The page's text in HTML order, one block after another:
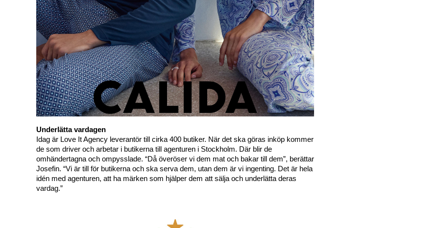
Underlätta vardagen
Idag är Love It Agency leverantör till cirka 400 butiker. När det ska göras inköp kommer
de som driver och arbetar i butikerna till agenturen i Stockholm. Där blir de
omhändertagna och ompysslade. “Då överöser vi dem mat och bakar till dem”, berättar
Josefin. “Vi är till för butikerna och ska serva dem, utan dem är vi ingenting. Det är hela
idén med agenturen, att ha märken som hjälper dem att sälja och underlätta deras
vardag.”